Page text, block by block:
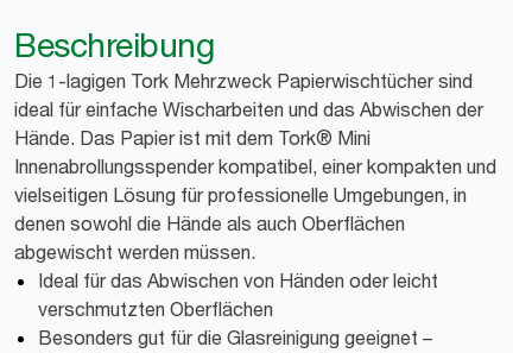
Beschreibung
Die 1-lagigen Tork Mehrzweck Papierwischtücher sind
ideal für einfache Wischarbeiten und das Abwischen der
Hände. Das Papier ist mit dem Tork® Mini
Innenabrollungsspender kompatibel, einer kompakten und
vielseitigen Lösung für professionelle Umgebungen, in
denen sowohl die Hände als auch Oberflächen
abgewischt werden müssen.
Ideal für das Abwischen von Händen oder leicht
verschmutzten Oberflächen
Besonders gut für die Glasreinigung geeignet –